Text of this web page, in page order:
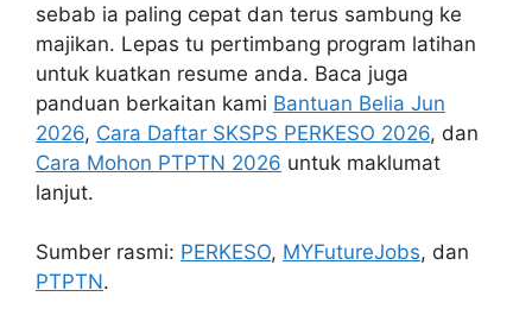
sebab ia paling cepat dan terus sambung ke
majikan. Lepas tu pertimbang program latihan
untuk kuatkan resume anda. Baca juga
panduan berkaitan kami Bantuan Belia Jun
2026, Cara Daftar SKSPS PERKESO 2026, dan
Cara Mohon PTPTN 2026 untuk maklumat
lanjut.
Sumber rasmi: PERKESO, MYFutureJobs, dan
PTPTN.